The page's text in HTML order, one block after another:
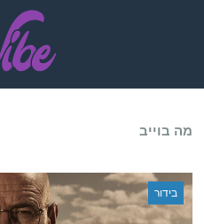
מה בוייב
בידור